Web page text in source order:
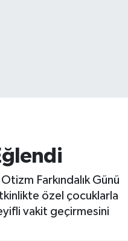
Farkındalık Günü
özel çocuklarla
vakit geçirmesini